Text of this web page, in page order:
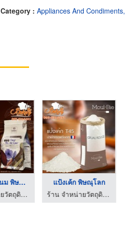
Category : Appliances And Condiments, Bread, Pastries And Cakes.
วัตถุดิบทำขนม พิษณุโ ...
ร้าน จำหน่ายวัตถุดิบและอุปกรณ์เบเกอรี่ เดอะเบเกอรี่ช็อป พิษณุโลก
แป้งเค้ก พิษณุโลก
ร้าน จำหน่ายวัตถุดิบและอุปกรณ์เบเกอรี่ เดอะเบเกอรี่ช็อป พิษณุโลก